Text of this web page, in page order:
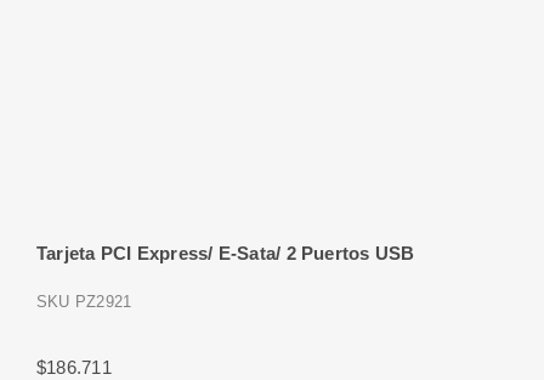
Tarjeta PCI Express/ E-Sata/ 2 Puertos USB
SKU PZ2921
$186.711